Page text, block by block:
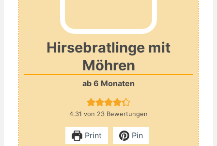
Hirsebratlinge mit
Möhren
ab 6 Monaten
4.31 von 23 Bewertungen
Print Pin